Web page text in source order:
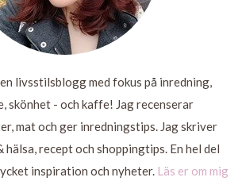
livsstilsblogg med fokus på inredning,
skönhet - och kaffe! Jag recenserar
mat och ger inredningstips. Jag skriver
hälsa, recept och shoppingtips. En hel del
inspiration och nyheter. Läs er om mig